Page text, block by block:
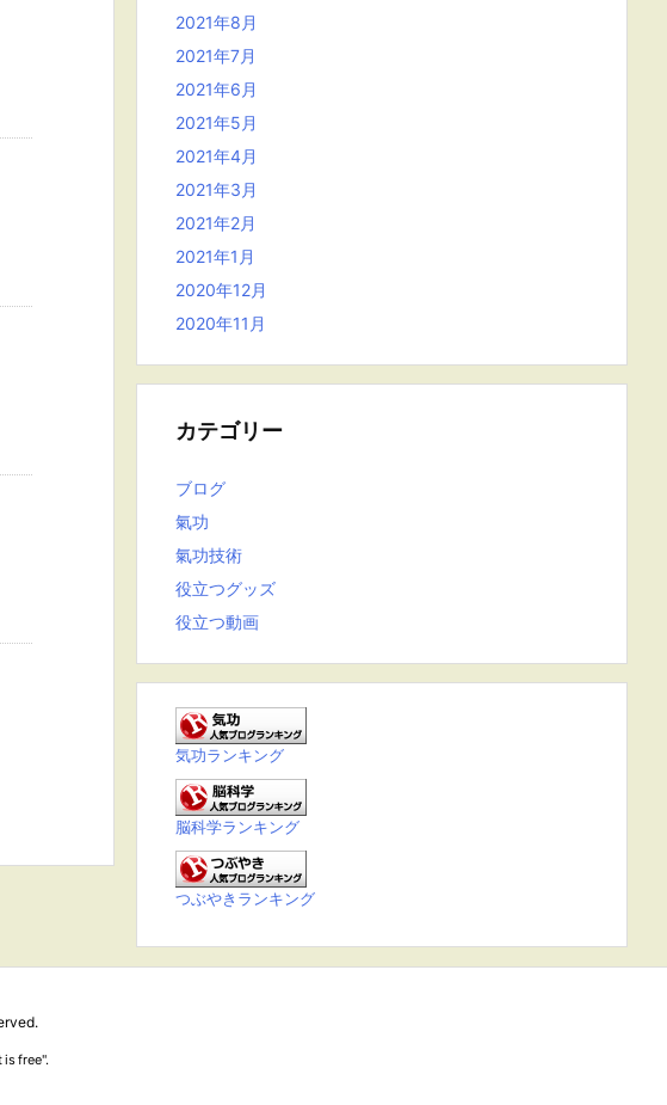
2021年8月
2021年7月
2021年6月
2021年5月
2021年4月
2021年3月
2021年2月
2021年1月
2020年12月
2020年11月
カテゴリー
ブログ
氣功
氣功技術
役立つグッズ
役立つ動画
気功ランキング
脳科学ランキング
つぶやきランキング
is free".